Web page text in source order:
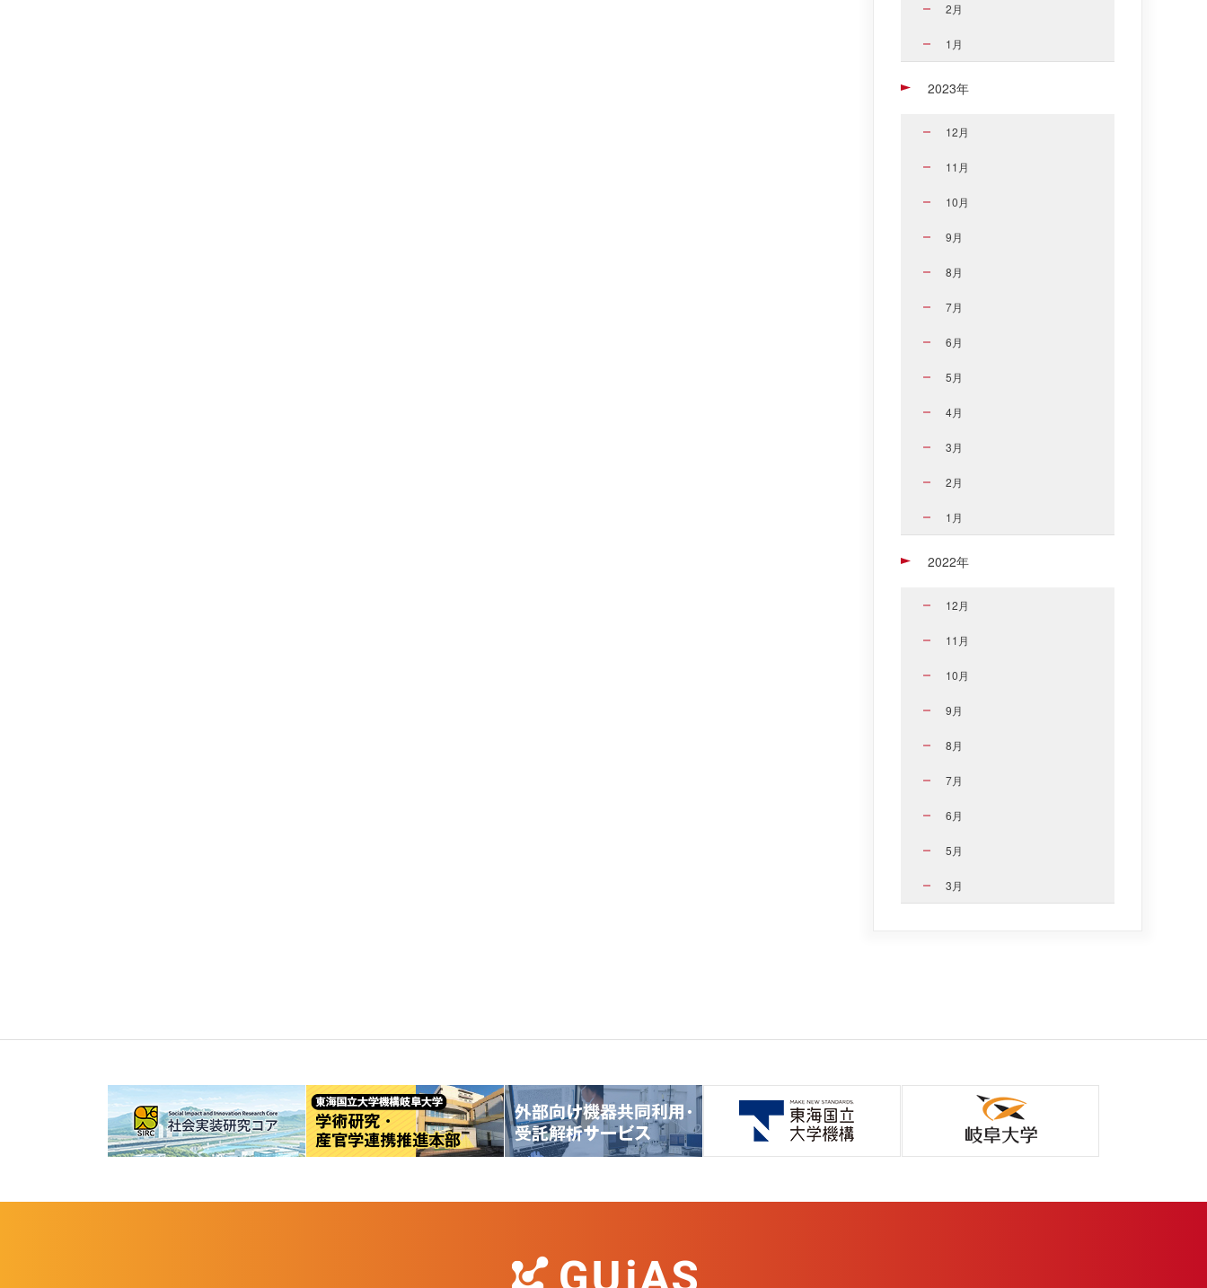
2月
1月
2023年
12月
11月
10月
9月
8月
7月
6月
5月
4月
3月
2月
1月
2022年
12月
11月
10月
9月
8月
7月
6月
5月
3月